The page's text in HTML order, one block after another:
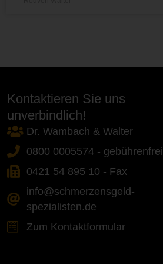
Kontaktieren Sie uns
unverbindlich!
Dr. Wambach & Walter
0800 0005574 - gebührenfrei
0421 54 895 10 - Fax
info@schmerzensgeld-
spezialisten.de
Zum Kontaktformular